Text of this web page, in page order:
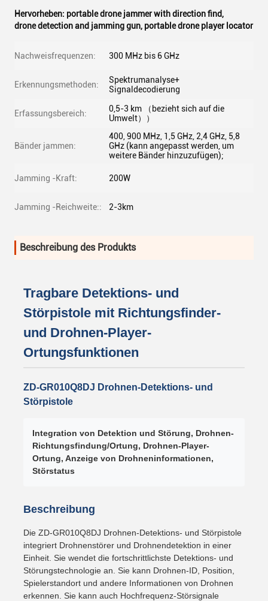
Hervorheben: portable drone jammer with direction find,
drone detection and jamming gun, portable drone player locator
Nachweisfrequenzen: 300 MHz bis 6 GHz
Erkennungsmethoden:
Spektrumanalyse+
Signaldecodierung
Erfassungsbereich:
0,5-3 km （bezieht sich auf die
Umwelt））
Bänder jammen:
400, 900 MHz, 1,5 GHz, 2,4 GHz, 5,8
GHz (kann angepasst werden, um
weitere Bänder hinzuzufügen);
Jamming -Kraft: 200W
Jamming -Reichweite:: 2-3km
Beschreibung des Produkts
Tragbare Detektions- und
Störpistole mit Richtungsfinder-
und Drohnen-Player-
Ortungsfunktionen
ZD-GR010Q8DJ Drohnen-Detektions- und
Störpistole
Integration von Detektion und Störung, Drohnen-
Richtungsfindung/Ortung, Drohnen-Player-
Ortung, Anzeige von Drohneninformationen,
Störstatus
Beschreibung
Die ZD-GR010Q8DJ Drohnen-Detektions- und Störpistole
integriert Drohnenstörer und Drohnendetektion in einer
Einheit. Sie wendet die fortschrittlichste Detektions- und
Störungstechnologie an. Sie kann Drohnen-ID, Position,
Spielerstandort und andere Informationen von Drohnen
erkennen. Sie kann auch Hochfrequenz-Störsignale